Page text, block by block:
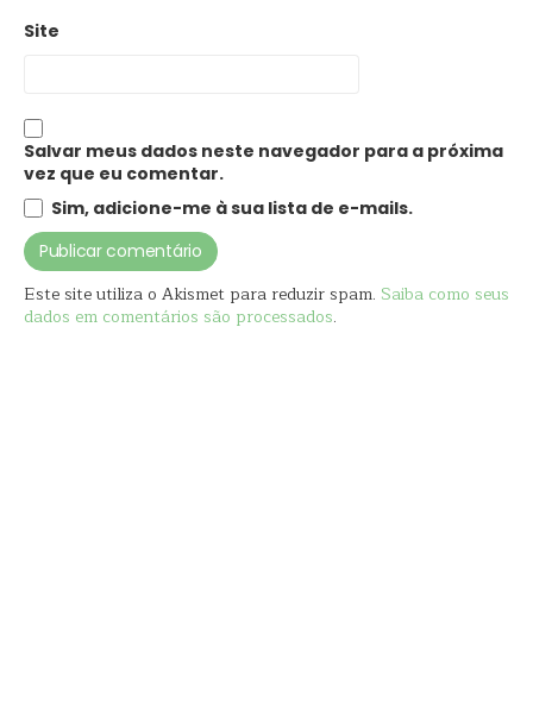
Site
Salvar meus dados neste navegador para a próxima
vez que eu comentar.
Sim, adicione-me à sua lista de e-mails.
Este site utiliza o Akismet para reduzir spam. Saiba como seus
dados em comentários são processados.